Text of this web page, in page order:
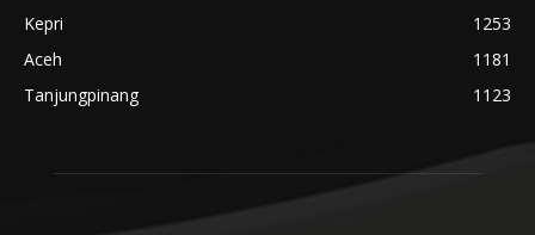
Kepri
1253
Aceh
1181
Tanjungpinang
1123